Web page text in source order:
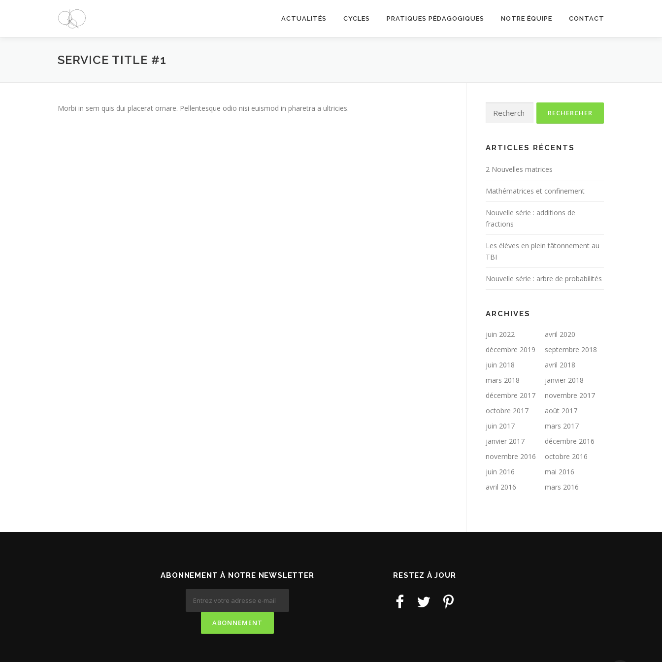
ACTUALITÉS CYCLES PRATIQUES PÉDAGOGIQUES NOTRE ÉQUIPE CONTACT
SERVICE TITLE #1
Morbi in sem quis dui placerat ornare. Pellentesque odio nisi euismod in pharetra a ultricies.
ARTICLES RÉCENTS
2 Nouvelles matrices
Mathématrices et confinement
Nouvelle série : additions de
fractions
Les élèves en plein tâtonnement au
TBI
Nouvelle série : arbre de probabilités
ARCHIVES
juin 2022
avril 2020
décembre 2019
septembre 2018
juin 2018
avril 2018
mars 2018
janvier 2018
décembre 2017
novembre 2017
octobre 2017
août 2017
juin 2017
mars 2017
janvier 2017
décembre 2016
novembre 2016
octobre 2016
juin 2016
mai 2016
avril 2016
mars 2016
ABONNEMENT À NOTRE NEWSLETTER RESTEZ À JOUR